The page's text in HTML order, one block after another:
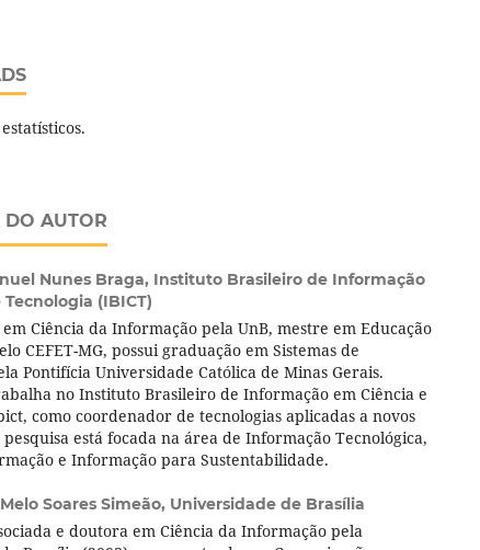
DO AUTOR
Nunes Braga, Instituto Brasileiro de Informação
(IBICT)
Ciência da Informação pela UnB, mestre em Educação
CEFET-MG, possui graduação em Sistemas de
Pontifícia Universidade Católica de Minas Gerais.
no Instituto Brasileiro de Informação em Ciência e
como coordenador de tecnologias aplicadas a novos
está focada na área de Informação Tecnológica,
e Informação para Sustentabilidade.
Soares Simeão, Universidade de Brasília
e doutora em Ciência da Informação pela